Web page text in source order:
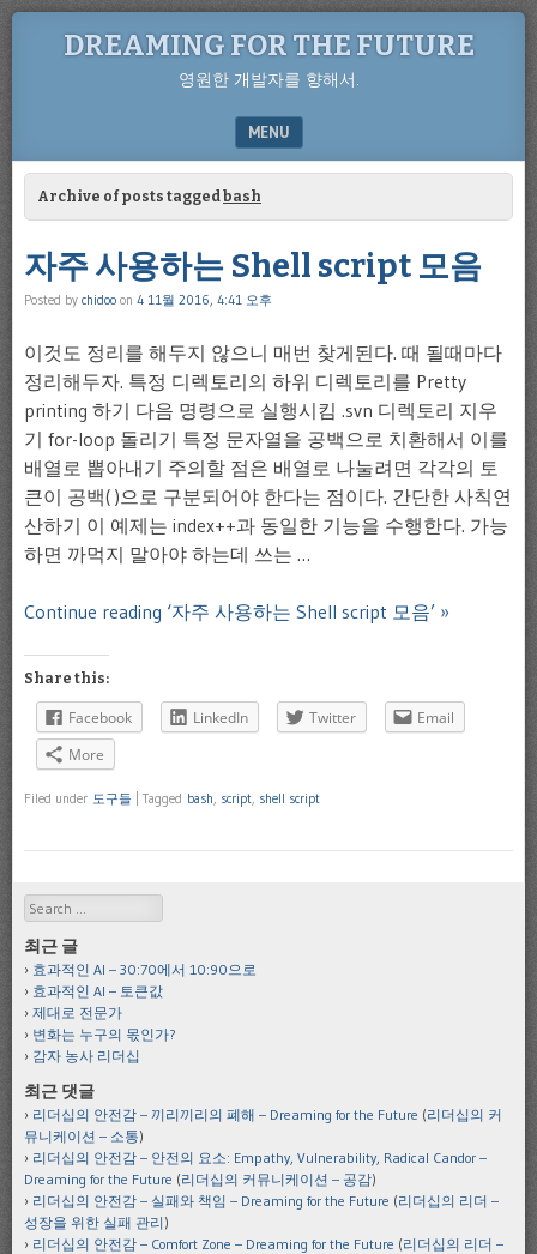
DREAMING FOR THE FUTURE
영원한 개발자를 향해서.
MENU
SKIP TO CONTENT
Archive of posts tagged bash
자주 사용하는 Shell script 모음
Posted by chidoo on 4 11월 2016, 4:41 오후
이것도 정리를 해두지 않으니 매번 찾게된다. 때 될때마다
정리해두자. 특정 디렉토리의 하위 디렉토리를 Pretty
printing 하기 다음 명령으로 실행시킴 .svn 디렉토리 지우
기 for-loop 돌리기 특정 문자열을 공백으로 치환해서 이를
배열로 뽑아내기 주의할 점은 배열로 나눌려면 각각의 토
큰이 공백( )으로 구분되어야 한다는 점이다. 간단한 사칙연
산하기 이 예제는 index++과 동일한 기능을 수행한다. 가능
하면 까먹지 말아야 하는데 쓰는 …
Continue reading ‘자주 사용하는 Shell script 모음’ »
Share this:
Facebook LinkedIn Twitter
Email
More
Filed under 도구들 Tagged bash, script, shell script
Search
최근 글
효과적인 AI – 30:70에서 10:90으로
효과적인 AI – 토큰값
제대로 전문가
변화는 누구의 몫인가?
감자 농사 리더십
최근 댓글
리더십의 안전감 – 끼리끼리의 폐해 – Dreaming for the Future (리더십의 커
뮤니케이션 – 소통)
리더십의 안전감 – 안전의 요소: Empathy, Vulnerability, Radical Candor –
Dreaming for the Future (리더십의 커뮤니케이션 – 공감)
리더십의 안전감 – 실패와 책임 – Dreaming for the Future (리더십의 리더 –
성장을 위한 실패 관리)
리더십의 안전감 – Comfort Zone – Dreaming for the Future (리더십의 리더 –